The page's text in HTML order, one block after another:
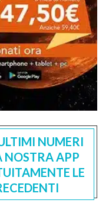
NUMERI
NOSTRA APP
LE